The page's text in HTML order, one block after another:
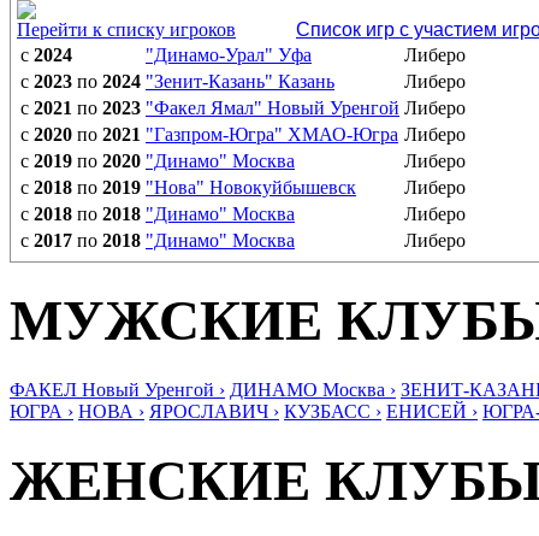
Перейти к списку игроков
Список игр с участием
с 2024 "Динамо-Урал" Уфа
Либеро
с 2023 по 2024 "Зенит-Казань" Казань
Либеро
с 2021 по 2023 "Факел Ямал" Новый Уренгой Либеро
с 2020 по 2021 "Газпром-Югра" ХМАО-Югра Либеро
с 2019 по 2020 "Динамо" Москва
Либеро
с 2018 по 2019 "Нова" Новокуйбышевск
Либеро
с 2018 по 2018 "Динамо" Москва
Либеро
с 2017 по 2018 "Динамо" Москва Либеро
МУЖСКИЕ
ФАКЕЛ Новый Уренгой › ДИНАМО Москва › ЗЕНИТ-
ЮГРА › НОВА › ЯРОСЛАВИЧ › КУЗБАСС › ЕНИСЕЙ ›
ЖЕНСКИЕ